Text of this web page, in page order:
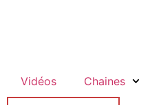
Vidéos Chaines